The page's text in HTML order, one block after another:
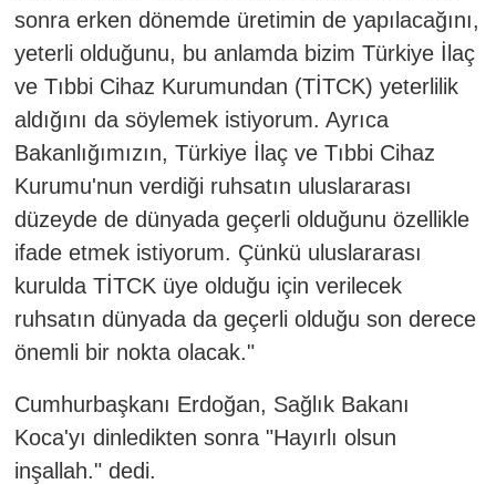
sonra erken dönemde üretimin de yapılacağını,
yeterli olduğunu, bu anlamda bizim Türkiye İlaç
ve Tıbbi Cihaz Kurumundan (TİTCK) yeterlilik
aldığını da söylemek istiyorum. Ayrıca
Bakanlığımızın, Türkiye İlaç ve Tıbbi Cihaz
Kurumu'nun verdiği ruhsatın uluslararası
düzeyde de dünyada geçerli olduğunu özellikle
ifade etmek istiyorum. Çünkü uluslararası
kurulda TİTCK üye olduğu için verilecek
ruhsatın dünyada da geçerli olduğu son derece
önemli bir nokta olacak."
Cumhurbaşkanı Erdoğan, Sağlık Bakanı
Koca'yı dinledikten sonra "Hayırlı olsun
inşallah." dedi.